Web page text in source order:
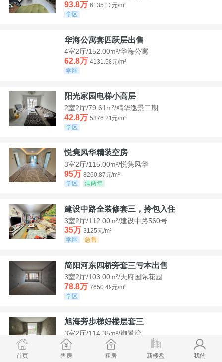
93.8万 6135.13元/m²
学区
华海公寓套四跃层出售
4室2厅/152.00m²/华海公寓
62.8万 4131.58元/m²
学区
阳光家园电梯小高层
2室2厅/79.61m²/精华逸景二期
42.8万 5376.21元/m²
学区
悦隽风华精装空房
3室2厅/115.00m²/悦隽风华
95万 8260.87元/m²
学区
满两年
建设中路全装修套三，拎包入住
3室2厅/112.00m²/建设中路560号
35万 3125元/m²
学区
急售
简阳河东四桥旁套三亏本出售
3室2厅/103.00m²/天府国际花园
78.8万 7650.49元/m²
学区
旭海旁步梯好楼层套三
3室2厅/114.35m²/御景湾
52万
4547.44元/m²
学区
首页 售房 租房 新楼盘 我的